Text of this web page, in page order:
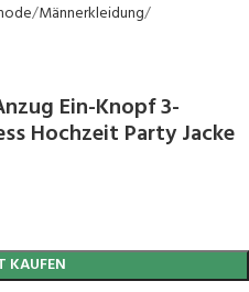
Männerkleidung
Ein-Knopf 3-
Hochzeit Party Jacke
KAUFEN